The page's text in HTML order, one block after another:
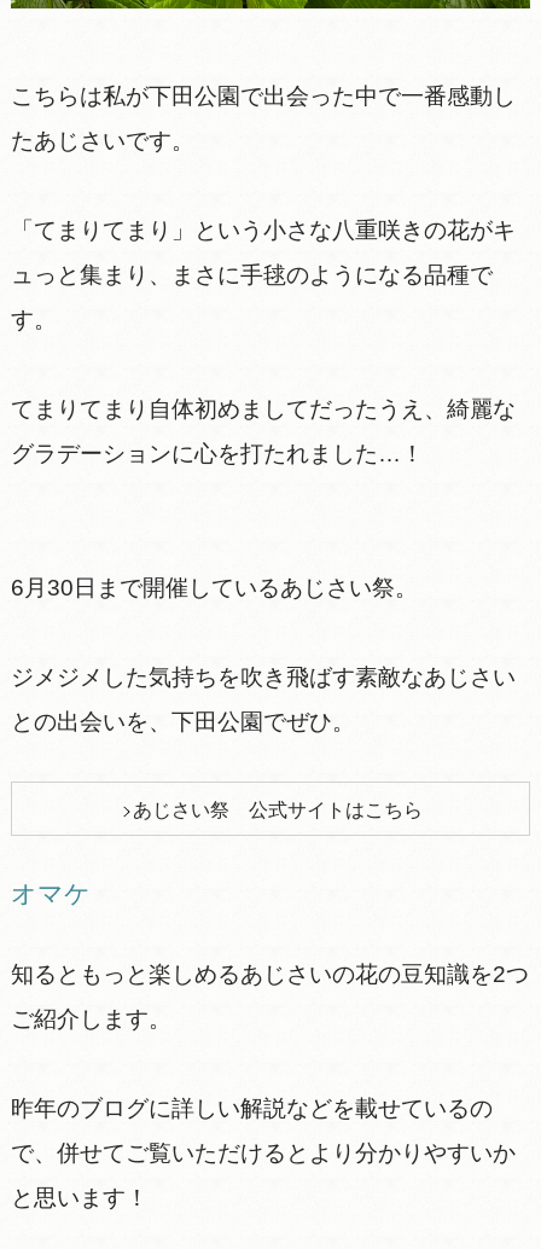
こちらは私が下田公園で出会った中で一番感動し
たあじさいです。
「てまりてまり」という小さな八重咲きの花がキ
ュっと集まり、まさに手毬のようになる品種で
す。
てまりてまり自体初めましてだったうえ、綺麗な
グラデーションに心を打たれました…！
6月30日まで開催しているあじさい祭。
ジメジメした気持ちを吹き飛ばす素敵なあじさい
との出会いを、下田公園でぜひ。
あじさい祭 公式サイトはこちら
オマケ
知るともっと楽しめるあじさいの花の豆知識を2つ
ご紹介します。
昨年のブログに詳しい解説などを載せているの
で、併せてご覧いただけるとより分かりやすいか
と思います！